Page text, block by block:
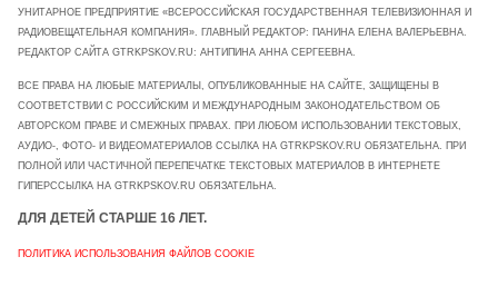
УНИТАРНОЕ ПРЕДПРИЯТИЕ «ВСЕРОССИЙСКАЯ ГОСУДАРСТВЕННАЯ ТЕЛЕВИЗИОННАЯ И
РАДИОВЕЩАТЕЛЬНАЯ КОМПАНИЯ». ГЛАВНЫЙ РЕДАКТОР: ПАНИНА ЕЛЕНА ВАЛЕРЬЕВНА.
РЕДАКТОР САЙТА GTRKPSKOV.RU: АНТИПИНА АННА СЕРГЕЕВНА.
ВСЕ ПРАВА НА ЛЮБЫЕ МАТЕРИАЛЫ, ОПУБЛИКОВАННЫЕ НА САЙТЕ, ЗАЩИЩЕНЫ В
СООТВЕТСТВИИ С РОССИЙСКИМ И МЕЖДУНАРОДНЫМ ЗАКОНОДАТЕЛЬСТВОМ ОБ
АВТОРСКОМ ПРАВЕ И СМЕЖНЫХ ПРАВАХ. ПРИ ЛЮБОМ ИСПОЛЬЗОВАНИИ ТЕКСТОВЫХ,
АУДИО-, ФОТО- И ВИДЕОМАТЕРИАЛОВ ССЫЛКА НА GTRKPSKOV.RU ОБЯЗАТЕЛЬНА. ПРИ
ПОЛНОЙ ИЛИ ЧАСТИЧНОЙ ПЕРЕПЕЧАТКЕ ТЕКСТОВЫХ МАТЕРИАЛОВ В ИНТЕРНЕТЕ
ГИПЕРССЫЛКА НА GTRKPSKOV.RU ОБЯЗАТЕЛЬНА.
ДЛЯ ДЕТЕЙ СТАРШЕ 16 ЛЕТ.
ПОЛИТИКА ИСПОЛЬЗОВАНИЯ ФАЙЛОВ COOKIE